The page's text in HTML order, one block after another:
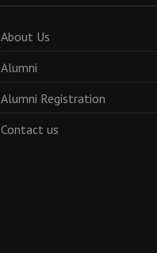
About Us
Alumni
Alumni Registration
Contact us